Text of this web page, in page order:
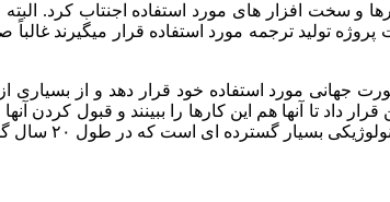
و سخت افزار های مورد استفاده اجنتاب کرد.
تولید ترجمه مورد استفاده قرار میگیرند
صورت جهانی مورد استفاده خود قرار دهد و از
داد تا آنها هم این کارها را ببینند و قبول
که در طول ۲۰ سال گذشته و در سال های اخیر بوجود آمده اند.